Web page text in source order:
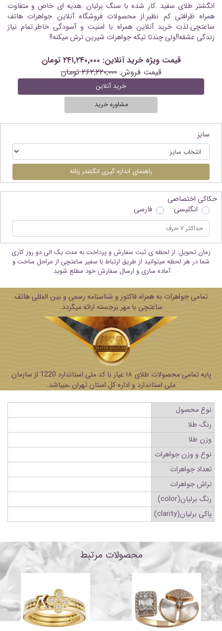
انگشتر طلای سفید .کار شده با سنگ برلیان .هدیه ای خاص و متفاوت
همراه ظرافتی کم نظیر.از محصولات فروشگاه آنلاین جواهرات هاتف
ساعتچی.لذت خرید آنلاین همراه با امنیت و آسودگی خاطر.تمام نیاز
زندگی عشقه!!ولی چندتا تیکه جواهرات شیرین ترش میکنه!!
قیمت ویژه خرید آنلاین: ۲۴۱,۲۴۰,۰۰۰ تومان
قیمت فروش:۲۶۲,۲۲۰,۰۰۰ تومان
خرید آنلاین
مشاوره خرید
سایز
راهنمای اندازه گیری انگشتر زنانه
حکاکی اختصاصی
انگلیسی
فارسی
زمان تحویل: از لحظه ی ثبت سفارش و پرداخت به مدت یک الی دو روز کاری
شما در هر لحظه میتوانید از طریق ارتباط با سفیر ساعتچی از مراحل ساخت و
آماده سازی و ارسال سفارش خود مطلع شوید.
تمامی جواهرات به همراه فاکتور و شناسنامه رسمی و بین المللی هاتف
ساعتچی با مهر برجسته ارائه میگردد.
پایه تمامی محصولات طلای ۱۸ عیار با کد ملی استاندارد 1220 از سازمان
ملی استاندارد و اداره کل استان تهران ،میباشد.
نوع محصول
رنگ طلا
وزن طلا
نوع و وزن جواهرات
تعداد جواهرات
تراش جواهرات
رنگ برلیان(color)
پاکی برلیان(clarity)
محصولات مرتبط